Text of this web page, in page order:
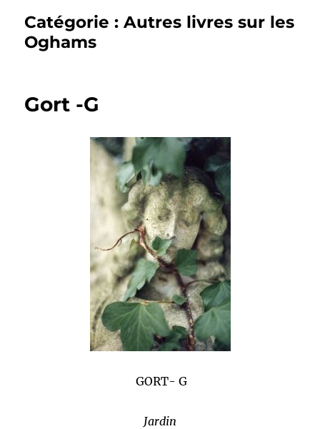
Catégorie :Autres livres sur les
Oghams
Gort -G
GORT- G
Jardin